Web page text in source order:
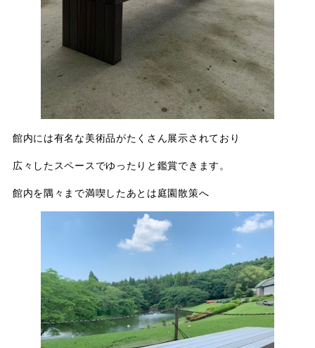
館内には有名な美術品がたくさん展示されており
広々したスペースでゆったりと鑑賞できます。
館内を隅々まで満喫したあとは庭園散策へ